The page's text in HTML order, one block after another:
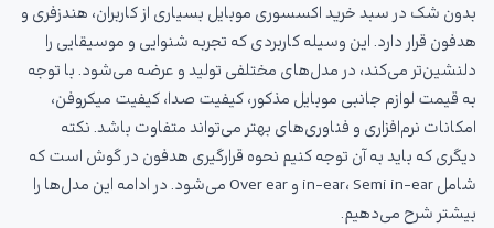
بدون شک در سبد خرید اکسسوری موبایل بسیاری از کاربران، هندزفری و
هدفون قرار دارد. این وسیله کاربردی که تجربه شنوایی و موسیقایی را
دلنشین‌تر می‌کند، در مدل‌های مختلفی تولید و عرضه می‌شود. با توجه
به قیمت لوازم جانبی موبایل مذکور، کیفیت صدا، کیفیت میکروفن،
امکانات نرم‌افزاری و فناوری‌های بهتر می‌تواند متفاوت باشد. نکته
دیگری که باید به آن توجه کنیم نحوه قرارگیری هدفون در گوش است که
شامل in-ear، Semi in-ear و Over ear می‌شود. در ادامه این مدل‌ها را
بیشتر شرح می‌دهیم.